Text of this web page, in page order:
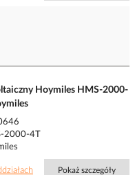
Hoymiles HMS-2000-
2000-4T
Pokaż szczegóły